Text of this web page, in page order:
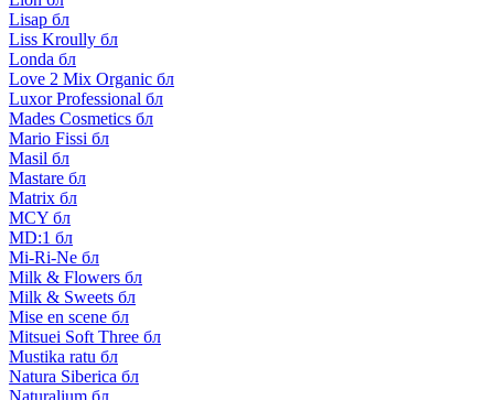
Lisap бл
Liss Kroully бл
Londa бл
Love 2 Mix Organic бл
Luxor Professional бл
Mades Cosmetics бл
Mario Fissi бл
Masil бл
Mastare бл
Matrix бл
MCY бл
MD:1 бл
Mi-Ri-Ne бл
Milk & Flowers бл
Milk & Sweets бл
Mise en scene бл
Mitsuei Soft Three бл
Mustika ratu бл
Natura Siberica бл